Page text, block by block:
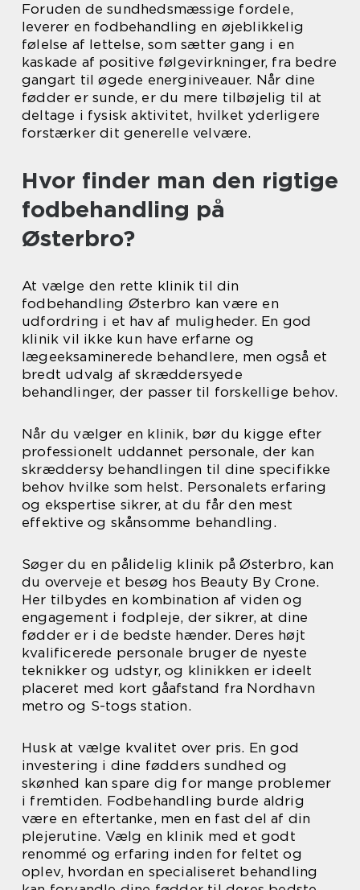
Foruden de sundhedsmæssige fordele,
leverer en fodbehandling en øjeblikkelig
følelse af lettelse, som sætter gang i en
kaskade af positive følgevirkninger, fra bedre
gangart til øgede energiniveauer. Når dine
fødder er sunde, er du mere tilbøjelig til at
deltage i fysisk aktivitet, hvilket yderligere
forstærker dit generelle velvære.
Hvor finder man den rigtige
fodbehandling på
Østerbro?
At vælge den rette klinik til din
fodbehandling Østerbro kan være en
udfordring i et hav af muligheder. En god
klinik vil ikke kun have erfarne og
lægeeksaminerede behandlere, men også et
bredt udvalg af skræddersyede
behandlinger, der passer til forskellige behov.
Når du vælger en klinik, bør du kigge efter
professionelt uddannet personale, der kan
skræddersy behandlingen til dine specifikke
behov hvilke som helst. Personalets erfaring
og ekspertise sikrer, at du får den mest
effektive og skånsomme behandling.
Søger du en pålidelig klinik på Østerbro, kan
du overveje et besøg hos Beauty By Crone.
Her tilbydes en kombination af viden og
engagement i fodpleje, der sikrer, at dine
fødder er i de bedste hænder. Deres højt
kvalificerede personale bruger de nyeste
teknikker og udstyr, og klinikken er ideelt
placeret med kort gåafstand fra Nordhavn
metro og S-togs station.
Husk at vælge kvalitet over pris. En god
investering i dine fødders sundhed og
skønhed kan spare dig for mange problemer
i fremtiden. Fodbehandling burde aldrig
være en eftertanke, men en fast del af din
plejerutine. Vælg en klinik med et godt
renommé og erfaring inden for feltet og
oplev, hvordan en specialiseret behandling